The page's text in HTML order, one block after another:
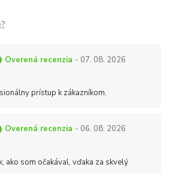
Overená recenzia - 07. 08. 2026
prístup k zákazníkom.
Overená recenzia - 06. 08. 2026
ako som očakával, vďaka za skvelý